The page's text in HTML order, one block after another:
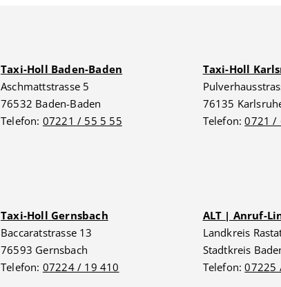
Taxi-Holl Baden-Baden
Aschmattstrasse 5
76532 Baden-Baden
Telefon: 07221 / 55 5 55
Taxi-Holl
76135
Telefon:0721 /
Taxi-Holl Gernsbach
Baccaratstrasse 13
76593 Gernsbach
Telefon: 07224 / 19 410
ALT | Anruf-
Landkreis
Stadtkreis
Telefon:07225